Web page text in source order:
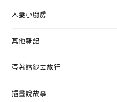
人妻小廚房
其他雜記
帶著婚紗去旅行
插畫說故事